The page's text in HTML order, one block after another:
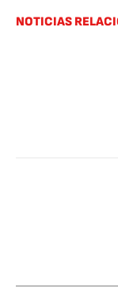
NOTICIAS